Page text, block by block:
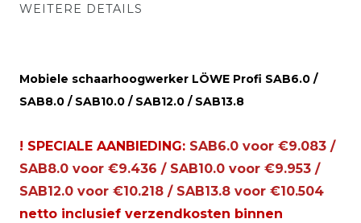
WEITERE DETAILS
Mobiele schaarhoogwerker LÖWE Profi SAB6.0 /
SAB8.0 / SAB10.0 / SAB12.0 / SAB13.8
! SPECIALE AANBIEDING: SAB6.0 voor €9.083 /
SAB8.0 voor €9.436 / SAB10.0 voor €9.953 /
SAB12.0 voor €10.218 / SAB13.8 voor €10.504
netto inclusief verzendkosten binnen